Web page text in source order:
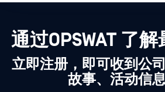
通过OPSWAT 了解
立即注册，即可收到公
故事、活动信息